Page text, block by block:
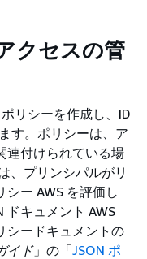
クセスの管
リシーを作成し、ID
す。ポリシーは、ア
連付けられている場
、プリンシパルがリ
ー AWS を評価し
ドキュメント AWS
シードキュメントの
イド」の「JSON ポ